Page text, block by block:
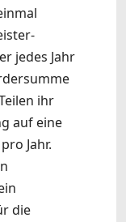
jedes Jahr
ihr
auf eine
Jahr.
die